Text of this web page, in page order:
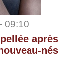
09:10
après
nés